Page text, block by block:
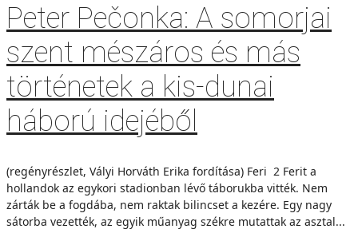
Peter Pečonka: A somorjai
szent mészáros és más
történetek a kis-dunai
háború idejéből
(regényrészlet, Vályi Horváth Erika fordítása) Feri 2 Ferit a
hollandok az egykori stadionban lévő táborukba vitték. Nem
zárták be a fogdába, nem raktak bilincset a kezére. Egy nagy
sátorba vezették, az egyik műanyag székre mutattak az asztal...